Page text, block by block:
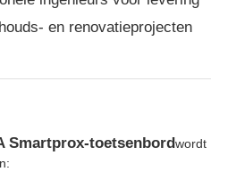
en renovatieprojecten
Smartprox-toetsenbordwordt